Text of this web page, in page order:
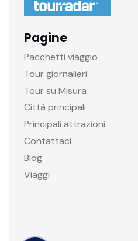
Pagine
Pacchetti viaggio
Tour giornalieri
Tour su Misura
Città principali
Principali attrazioni
Contattaci
Blog
Viaggi